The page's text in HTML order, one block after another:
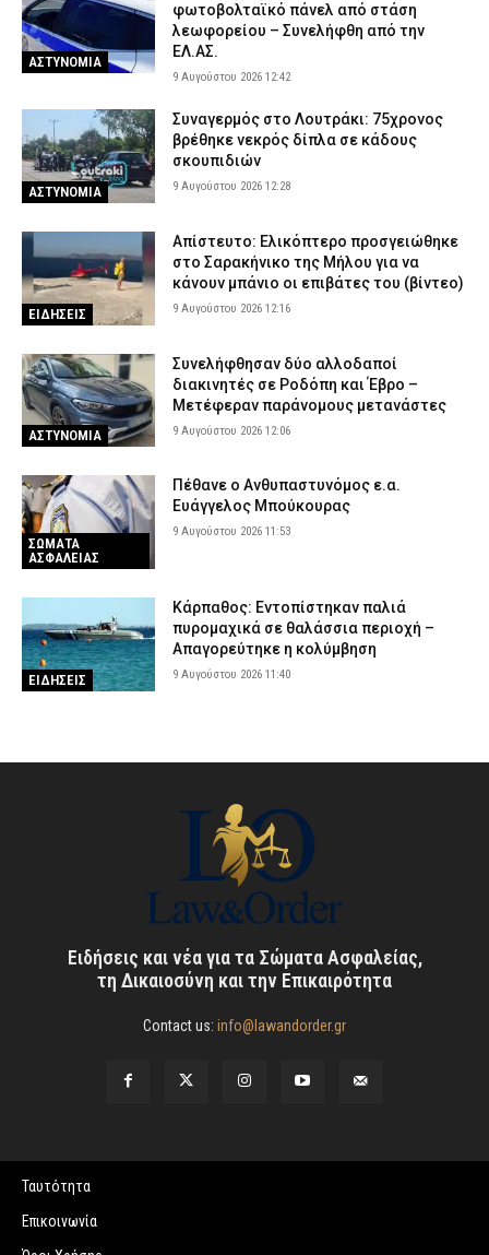
ΑΣΤΥΝΟΜΙΑ
φωτοβολταϊκό πάνελ από στάση
λεωφορείου – Συνελήφθη από την
ΕΛ.ΑΣ.
9 Αυγούστου 2026 12:42
ΑΣΤΥΝΟΜΙΑ
Συναγερμός στο Λουτράκι: 75χρονος
βρέθηκε νεκρός δίπλα σε κάδους
σκουπιδιών
9 Αυγούστου 2026 12:28
ΕΙΔΗΣΕΙΣ
Απίστευτο: Ελικόπτερο προσγειώθηκε
στο Σαρακήνικο της Μήλου για να
κάνουν μπάνιο οι επιβάτες του (βίντεο)
9 Αυγούστου 2026 12:16
ΑΣΤΥΝΟΜΙΑ
Συνελήφθησαν δύο αλλοδαποί
διακινητές σε Ροδόπη και Έβρο –
Μετέφεραν παράνομους μετανάστες
9 Αυγούστου 2026 12:06
ΣΩΜΑΤΑ
ΑΣΦΑΛΕΙΑΣ
Πέθανε ο Ανθυπαστυνόμος ε.α.
Ευάγγελος Μπούκουρας
9 Αυγούστου 2026 11:53
ΕΙΔΗΣΕΙΣ
Κάρπαθος: Εντοπίστηκαν παλιά
πυρομαχικά σε θαλάσσια περιοχή –
Απαγορεύτηκε η κολύμβηση
9 Αυγούστου 2026 11:40
Ειδήσεις και νέα για τα Σώματα Ασφαλείας,
τη Δικαιοσύνη και την Επικαιρότητα
Contact us: info@lawandorder.gr
Ταυτότητα
Επικοινωνία